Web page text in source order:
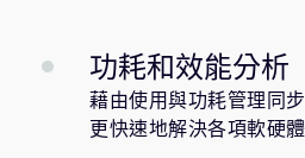
功耗和效能分析
藉由使用與功耗管理同
更快速地解決各項軟硬